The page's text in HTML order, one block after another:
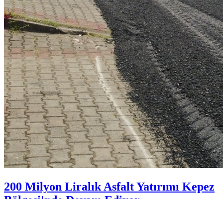
200 Milyon Liralık Asfalt Yatırımı Kepez